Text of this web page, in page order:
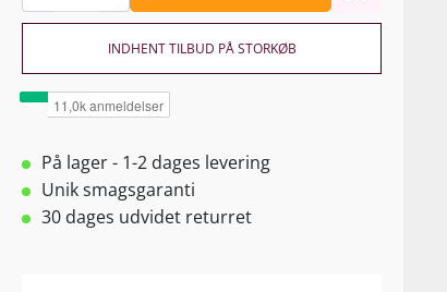
INDHENT TILBUD PÅ STORKØB
På lager - 1-2 dages levering
Unik smagsgaranti
30 dages udvidet returret